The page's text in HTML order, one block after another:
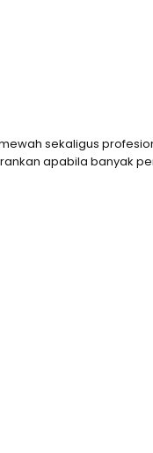
sekaligus
apabila banyak